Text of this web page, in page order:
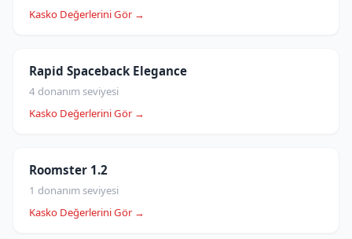
Kasko Değerlerini Gör →
Rapid Spaceback Elegance
4 donanım seviyesi
Kasko Değerlerini Gör →
Roomster 1.2
1 donanım seviyesi
Kasko Değerlerini Gör →